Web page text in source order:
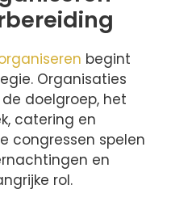
begint
Organisaties
doelgroep, het
catering en
congressen spelen
en
rol.